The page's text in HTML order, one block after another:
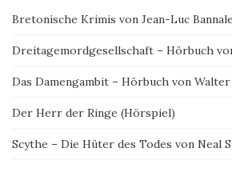
Bretonische Krimis von Jean-Luc
Dreitagemordgesellschaft – Hörbuch
Das Damengambit – Hörbuch von Walter
Der Herr der Ringe (Hörspiel)
Scythe – Die Hüter des Todes von Neal